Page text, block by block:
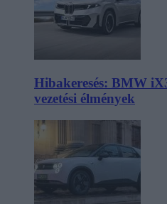
Hibakeresés: BMW
vezetési élmények